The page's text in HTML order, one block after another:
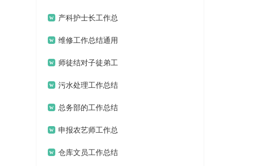
产科护士长工作总
结 维修工作总结通用
15篇师徒结对子徒弟工
作总结污水处理工作总结
总务部的工作总结
(15篇)申报农艺师工作总
结9篇仓库文员工作总结